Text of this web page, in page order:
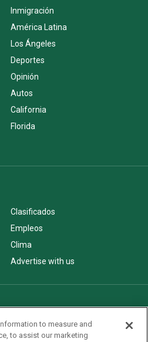
Inmigración
América Latina
Los Ángeles
Deportes
Opinión
Autos
California
Florida
Clasificados
Empleos
Clima
Advertise with us
to measure and
to assist our marketing